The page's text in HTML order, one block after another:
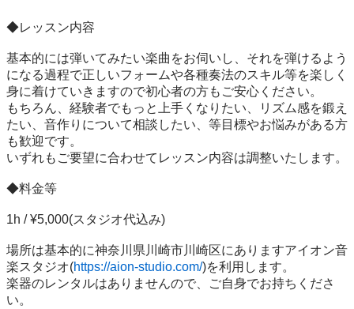
◆レッスン内容
基本的には弾いてみたい楽曲をお伺いし、それを弾けるよう
になる過程で正しいフォームや各種奏法のスキル等を楽しく
身に着けていきますので初心者の方もご安心ください。
もちろん、経験者でもっと上手くなりたい、リズム感を鍛え
たい、音作りについて相談したい、等目標やお悩みがある方
も歓迎です。
いずれもご要望に合わせてレッスン内容は調整いたします。
◆料金等
1h / ¥5,000(スタジオ代込み)
場所は基本的に神奈川県川崎市川崎区にありますアイオン音
楽スタジオ(https://aion-studio.com/)を利用します。
楽器のレンタルはありませんので、ご自身でお持ちくださ
い。